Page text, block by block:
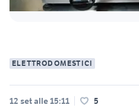
ELETTRODOMESTICI
12 set alle 15:11 5